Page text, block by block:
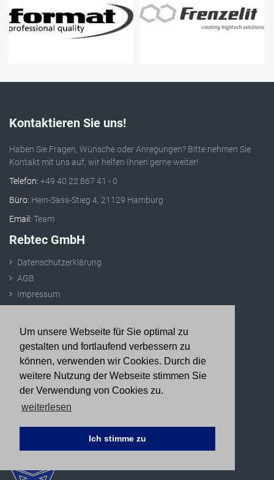
Um unsere Webseite für Sie optimal zu
gestalten und fortlaufend verbessern zu
können, verwenden wir Cookies. Durch die
weitere Nutzung der Webseite stimmen Sie
der Verwendung von Cookies zu.
weiterlesen
Ich stimme zu
Kontaktieren Sie uns!
Haben Sie Fragen, Wünsche oder Anregungen? Bitte nehmen Sie
Kontakt mit uns auf, wir helfen Ihnen gerne weiter!
Telefon: +49 40 22 867 41 - 0
Büro: Hein-Sass-Stieg 4, 21129 Hamburg
Email: Team
Rebtec GmbH
Datenschutzerklärung
AGB
Impressum
Folgen Sie uns
Besuchen Sie unseren Onlinestore